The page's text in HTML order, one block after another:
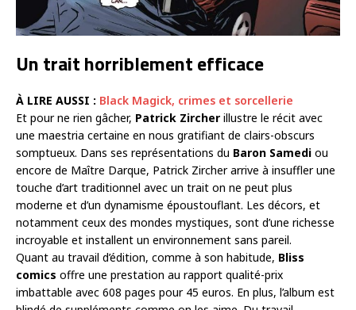
Un trait horriblement efficace
À LIRE AUSSI : Black Magick, crimes et sorcellerie
Et pour ne rien gâcher, Patrick Zircher illustre le récit avec
une maestria certaine en nous gratifiant de clairs-obscurs
somptueux. Dans ses représentations du Baron Samedi ou
encore de Maître Darque, Patrick Zircher arrive à insuffler une
touche d’art traditionnel avec un trait on ne peut plus
moderne et d’un dynamisme époustouflant. Les décors, et
notamment ceux des mondes mystiques, sont d’une richesse
incroyable et installent un environnement sans pareil.
Quant au travail d’édition, comme à son habitude, Bliss
comics offre une prestation au rapport qualité-prix
imbattable avec 608 pages pour 45 euros. En plus, l’album est